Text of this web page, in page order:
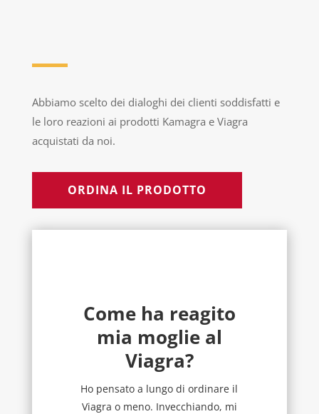
Abbiamo scelto dei dialoghi dei clienti soddisfatti e
le loro reazioni ai prodotti Kamagra e Viagra
acquistati da noi.
ORDINA IL PRODOTTO
Come ha reagito
mia moglie al
Viagra?
Ho pensato a lungo di ordinare il
Viagra o meno. Invecchiando, mi